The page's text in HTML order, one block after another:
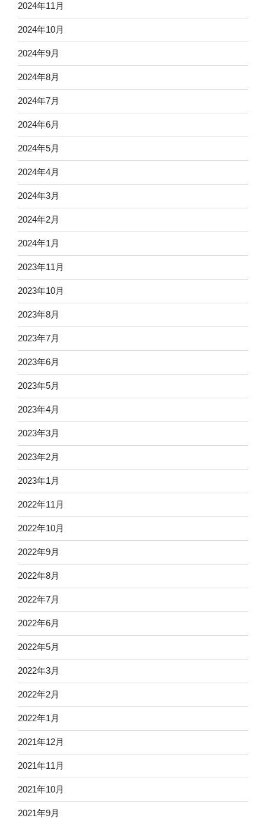
2024年11月
2024年10月
2024年9月
2024年8月
2024年7月
2024年6月
2024年5月
2024年4月
2024年3月
2024年2月
2024年1月
2023年11月
2023年10月
2023年8月
2023年7月
2023年6月
2023年5月
2023年4月
2023年3月
2023年2月
2023年1月
2022年11月
2022年10月
2022年9月
2022年8月
2022年7月
2022年6月
2022年5月
2022年3月
2022年2月
2022年1月
2021年12月
2021年11月
2021年10月
2021年9月